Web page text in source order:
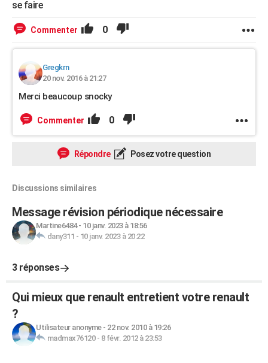
se faire
Commenter 0
Gregkrn
20 nov. 2016 à 21:27
Merci beaucoup snocky
Commenter 0
Répondre Posez votre question
Discussions similaires
Message révision périodique nécessaire
Martine6484- 10 janv. 2023 à 18:56
dany311 - 10 janv. 2023 à 20:22
3 réponses
Qui mieux que renault entretient votre renault
?
Utilisateur anonyme- 22 nov. 2010 à 19:26
madmax76120- 8 févr. 2012 à 23:53